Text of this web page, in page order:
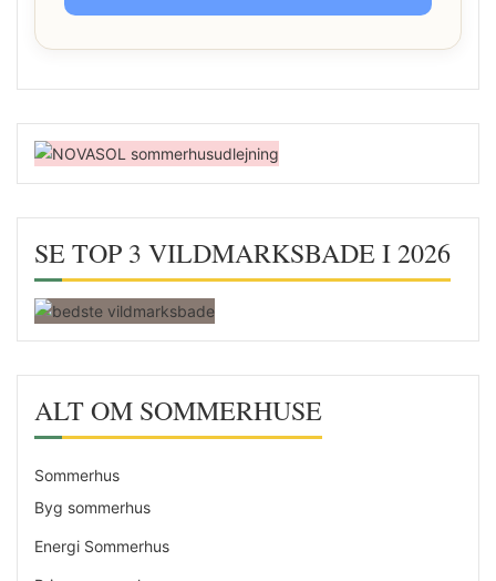
SE TOP 3 VILDMARKSBADE I 2026
ALT OM SOMMERHUSE
Sommerhus
Byg sommerhus
Energi Sommerhus